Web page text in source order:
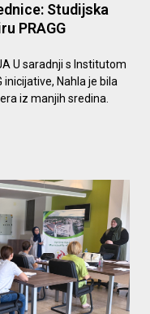
Studijska
PRAGG
U saradnji s Institutom
inicijative, Nahla je bila
iz manjih sredina.